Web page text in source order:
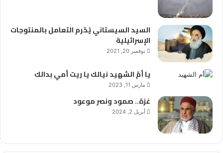
السيد السيستاني يُحّرم التعامل بالمنتوجات
الإسرائيلية
نوفمبر 20, 2021
يا أمّ الشهيد نيالك يا ريت أمي بدالك
مارس 11, 2023
غزة.. صمود ونصر موعود
أبريل 2, 2024